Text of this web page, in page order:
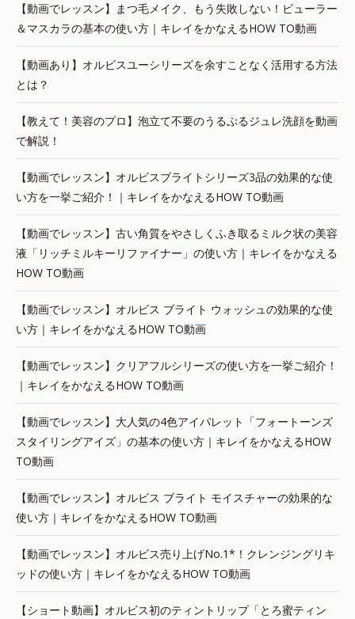
【動画でレッスン】まつ毛メイク、もう失敗しない！ビューラー
＆マスカラの基本の使い方｜キレイをかなえるHOW TO動画
【動画あり】オルビスユーシリーズを余すことなく活用する方法
とは？
【教えて！美容のプロ】泡立て不要のうるぷるジュレ洗顔を動画
で解説！
【動画でレッスン】オルビスブライトシリーズ3品の効果的な使
い方を一挙ご紹介！｜キレイをかなえるHOW TO動画
【動画でレッスン】古い角質をやさしくふき取るミルク状の美容
液「リッチミルキーリファイナー」の使い方｜キレイをかなえる
HOW TO動画
【動画でレッスン】オルビス ブライト ウォッシュの効果的な使
い方｜キレイをかなえるHOW TO動画
【動画でレッスン】クリアフルシリーズの使い方を一挙ご紹介！
｜キレイをかなえるHOW TO動画
【動画でレッスン】大人気の4色アイパレット「フォートーンズ
スタイリングアイズ」の基本の使い方｜キレイをかなえるHOW
TO動画
【動画でレッスン】オルビス ブライト モイスチャーの効果的な
使い方｜キレイをかなえるHOW TO動画
【動画でレッスン】オルビス売り上げNo.1*！クレンジングリキ
ッドの使い方｜キレイをかなえるHOW TO動画
【ショート動画】オルビス初のティントリップ「とろ蜜ティン